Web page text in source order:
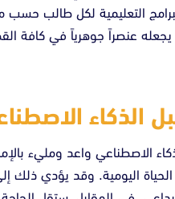
التعليمية لكل طالب حسب
يجعله عنصراً جوهرياً في كافة
الذكاء
الاصطناعي واعد ومليء
الحياة اليومية. وقد يؤدي ذلك